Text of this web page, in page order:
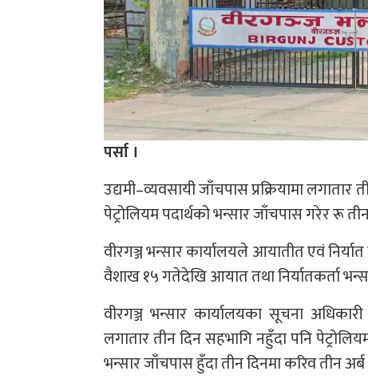
पर्सा ।
उद्यमी–व्यवसायी जाँचपास प्रक्रियामा
पेट्रोलियम पदार्थको भन्सार जाँचपास गरेर रू
वीरगञ्ज भन्सार कार्यालयले आयातीत एवं
वैशाख १५ गतेदेखि आयात तथा निर्यातकर्ता
वीरगञ्ज भन्सार कार्यालयका सूचना
लगातार तीन दिन सहभागि नहुँदा पनि
भन्सार जाँचपास हुँदा तीन दिनमा करिव तीन